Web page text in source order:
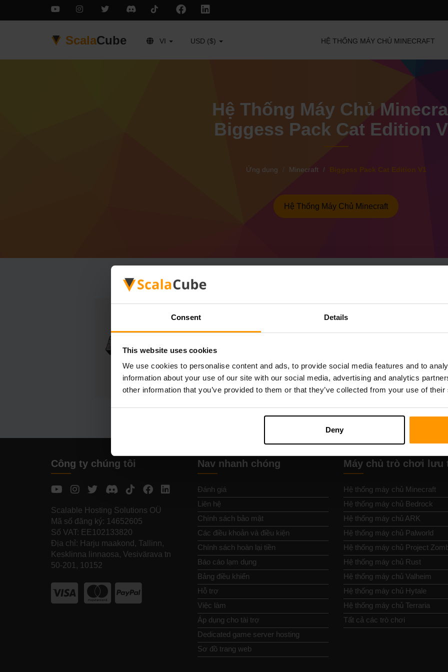
Consent Details
This website uses cookies
We use cookies to personalise content and ads, to provide social media features and to
information about your use of our site with our social media, advertising and analytics
other information that you’ve provided to them or that they’ve collected from your use of
Deny
ScalaCube VI USD ($) HỆ THỐNG MÁY CHỦ MINECRAFT
Hệ Thống Máy Chủ
Biggess Pack Cat Edition
Ứng dụng Minecraft Biggess Pack Cat Edition V1
Hệ Thống Máy Chủ Minecraft
Cách tạo Minecraft
V1 Máy chủ
máy chủ của bạn → Máy chủ trò chơi →
Thích chơi trên máy chủ!
Công ty chúng tôi
Scalable Hosting Solutions OÜ
Mã số đăng ký: 14652605
Số VAT: EE102133820
Địa chỉ: Harju maakond, Tallinn,
Kesklinna linnaosa, Vesivärava tn
50-201, 10152
Nav nhanh chóng
Đánh giá
Liên hệ
Chính sách bảo mật
Các điều khoản và điều kiện
Chính sách hoàn lại tiền
Báo cáo lạm dụng
Bảng điều khiển
Hỗ trợ
Việc làm
Áp dụng cho tài trợ
Dedicated game server hosting
Sơ đồ trang web
Máy chủ trò chơi lưu
Hệ thống máy chủ Minecraft
Hệ thống máy chủ Bedrock
Hệ thống máy chủ ARK
Hệ thống máy chủ Palworld
Hệ thống máy chủ Project
Hệ thống máy chủ Rust
Hệ thống máy chủ Valheim
Hệ thống máy chủ Hytale
Hệ thống máy chủ Terraria
Tất cả các trò chơi